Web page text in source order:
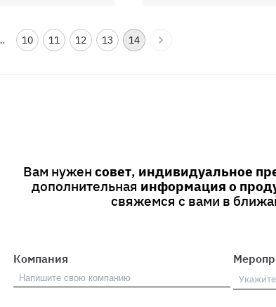
10 11 12 13 14
Вам нужен совет, индивидуальное
дополнительная информация о
свяжемся с вами в
Компания